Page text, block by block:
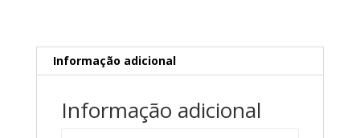
Informação adicional
Informação adicional